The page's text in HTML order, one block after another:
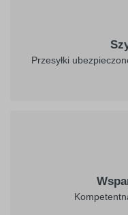
Przesyłki